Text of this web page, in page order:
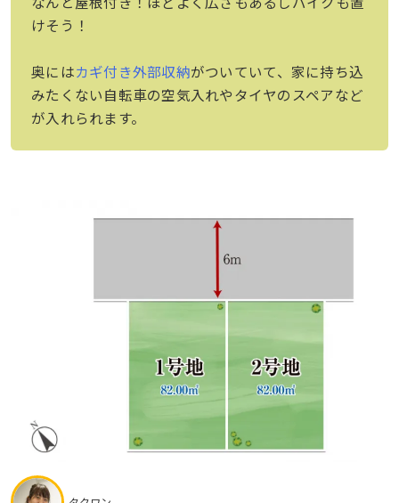
けそう！
奥にはカギ付き外部収納がついていて、家に持ち込
みたくない自転車の空気入れやタイヤのスペアなど
が入れられます。